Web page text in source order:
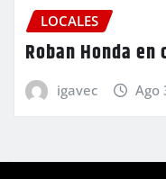
LOCALES
Roban Honda
igavec Ago